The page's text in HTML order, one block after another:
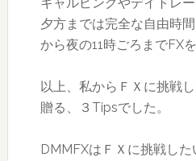
夕方までは完全な自由時
から夜の11時ごろまでFX
以上、私からＦＸに挑戦
贈る、３Tipsでした。
DMMFXはＦＸに挑戦し